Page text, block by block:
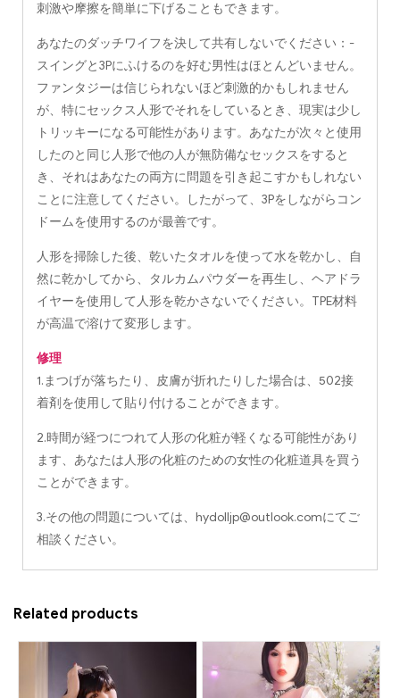
刺激や摩擦を簡単に下げることもできます。
あなたのダッチワイフを決して共有しないでください：-
スイングと3Pにふけるのを好む男性はほとんどいません。
ファンタジーは信じられないほど刺激的かもしれません
が、特にセックス人形でそれをしているとき、現実は少し
トリッキーになる可能性があります。あなたが次々と使用
したのと同じ人形で他の人が無防備なセックスをすると
き、それはあなたの両方に問題を引き起こすかもしれない
ことに注意してください。したがって、3Pをしながらコン
ドームを使用するのが最善です。
人形を掃除した後、乾いたタオルを使って水を乾かし、自
然に乾かしてから、タルカムパウダーを再生し、ヘアドラ
イヤーを使用して人形を乾かさないでください。TPE材料
が高温で溶けて変形します。
修理
1.まつげが落ちたり、皮膚が折れたりした場合は、502接
着剤を使用して貼り付けることができます。
2.時間が経つにつれて人形の化粧が軽くなる可能性があり
ます、あなたは人形の化粧のための女性の化粧道具を買う
ことができます。
3.その他の問題については、 hydolljp@outlook.comにてご
相談ください。
Related products